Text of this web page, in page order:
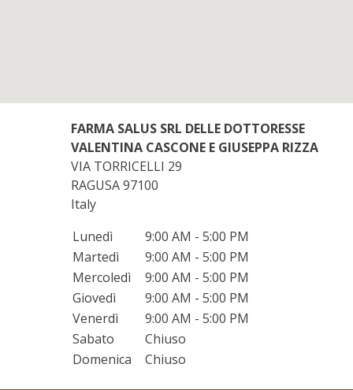
FARMA SALUS SRL DELLE DOTTORESSE
VALENTINA CASCONE E GIUSEPPA RIZZA
VIA TORRICELLI 29
RAGUSA97100
Italy
Lunedì
9:00 AM - 5:00 PM
Martedì
9:00 AM - 5:00 PM
Mercoledì
9:00 AM - 5:00 PM
Giovedì
9:00 AM - 5:00 PM
Venerdì
9:00 AM - 5:00 PM
Sabato
Chiuso
Domenica
Chiuso